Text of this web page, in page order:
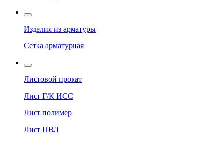
Изделия из арматуры
Сетка арматурная
Листовой прокат
Лист Г/К ИСС
Лист полимер
Лист ПВЛ